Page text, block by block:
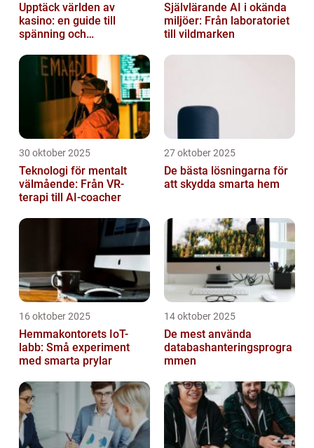
Upptäck världen av
kasino: en guide till
spänning och
Självlärande AI i okända
miljöer: Från laboratoriet
till vildmarken
30 oktober 2025
Teknologi för mentalt
välmående: Från VR-
terapi till AI-coacher
27 oktober 2025
De bästa lösningarna för
att skydda smarta hem
16 oktober 2025
Hemmakontorets IoT-
labb: Små experiment
med smarta prylar
14 oktober 2025
De mest använda
databashanteringsprogra
mmen